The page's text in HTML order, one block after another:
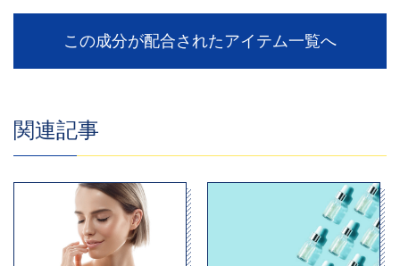
この成分が配合されたアイテム一覧へ
関連記事